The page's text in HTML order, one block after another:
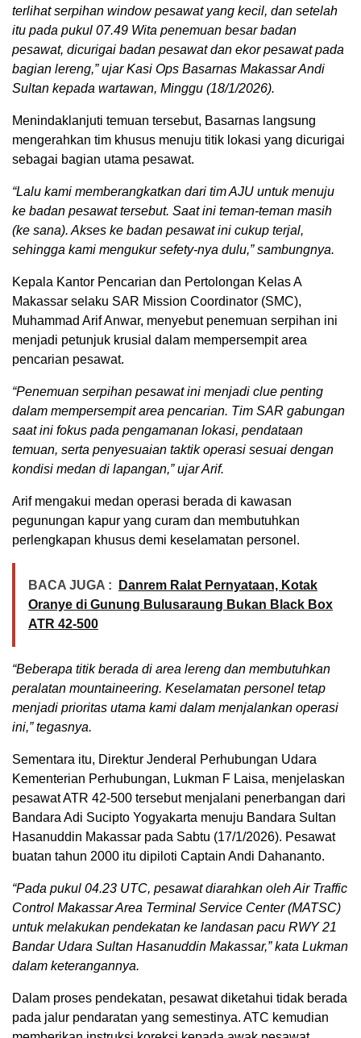
terlihat serpihan window pesawat yang kecil, dan setelah
itu pada pukul 07.49 Wita penemuan besar badan
pesawat, dicurigai badan pesawat dan ekor pesawat pada
bagian lereng,” ujar Kasi Ops Basarnas Makassar Andi
Sultan kepada wartawan, Minggu (18/1/2026).
Menindaklanjuti temuan tersebut, Basarnas langsung
mengerahkan tim khusus menuju titik lokasi yang dicurigai
sebagai bagian utama pesawat.
“Lalu kami memberangkatkan dari tim AJU untuk menuju
ke badan pesawat tersebut. Saat ini teman-teman masih
(ke sana). Akses ke badan pesawat ini cukup terjal,
sehingga kami mengukur sefety-nya dulu,” sambungnya.
Kepala Kantor Pencarian dan Pertolongan Kelas A
Makassar selaku SAR Mission Coordinator (SMC),
Muhammad Arif Anwar, menyebut penemuan serpihan ini
menjadi petunjuk krusial dalam mempersempit area
pencarian pesawat.
“Penemuan serpihan pesawat ini menjadi clue penting
dalam mempersempit area pencarian. Tim SAR gabungan
saat ini fokus pada pengamanan lokasi, pendataan
temuan, serta penyesuaian taktik operasi sesuai dengan
kondisi medan di lapangan,” ujar Arif.
Arif mengakui medan operasi berada di kawasan
pegunungan kapur yang curam dan membutuhkan
perlengkapan khusus demi keselamatan personel.
BACA JUGA :
Danrem Ralat Pernyataan, Kotak
Oranye di Gunung Bulusaraung Bukan Black Box
ATR 42-500
“Beberapa titik berada di area lereng dan membutuhkan
peralatan mountaineering. Keselamatan personel tetap
menjadi prioritas utama kami dalam menjalankan operasi
ini,” tegasnya.
Sementara itu, Direktur Jenderal Perhubungan Udara
Kementerian Perhubungan, Lukman F Laisa, menjelaskan
pesawat ATR 42-500 tersebut menjalani penerbangan dari
Bandara Adi Sucipto Yogyakarta menuju Bandara Sultan
Hasanuddin Makassar pada Sabtu (17/1/2026). Pesawat
buatan tahun 2000 itu dipiloti Captain Andi Dahananto.
“Pada pukul 04.23 UTC, pesawat diarahkan oleh Air Traffic
Control Makassar Area Terminal Service Center (MATSC)
untuk melakukan pendekatan ke landasan pacu RWY 21
Bandar Udara Sultan Hasanuddin Makassar,” kata Lukman
dalam keterangannya.
Dalam proses pendekatan, pesawat diketahui tidak berada
pada jalur pendaratan yang semestinya. ATC kemudian